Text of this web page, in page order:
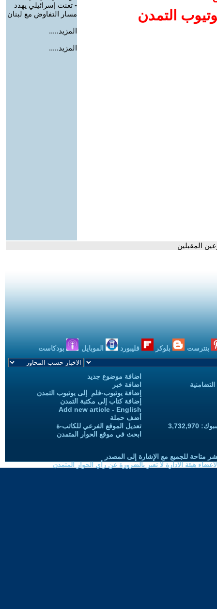
التمدن
- تعنت إسرائيلي يهدد
مسار التفاوض مع لبنان
المزيد.....
المزيد.....
المقبلين
بنترست بلوكر فليبورد الموبايل بودكاست
اضافة موضوع جديد
اضافة خبر
إضافة يوتيوب-فلم إلى يوتيوب التمدن
إضافة كتاب إلى مكتبة التمدن
Add new article - English
أضف حملة
تعديل الموقع الفرعي للكاتب-ة
ابحث في موقع الحوار المتمدن
متاحة للجميع مع الإشارة إلى المصدر
هيئة الادارة لا تعبر بالضرورة عن رأي الحوار المتمدن